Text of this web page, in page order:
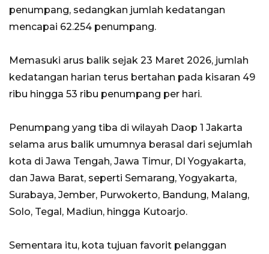
penumpang, sedangkan jumlah kedatangan
mencapai 62.254 penumpang.
Memasuki arus balik sejak 23 Maret 2026, jumlah
kedatangan harian terus bertahan pada kisaran 49
ribu hingga 53 ribu penumpang per hari.
Penumpang yang tiba di wilayah Daop 1 Jakarta
selama arus balik umumnya berasal dari sejumlah
kota di Jawa Tengah, Jawa Timur, DI Yogyakarta,
dan Jawa Barat, seperti Semarang, Yogyakarta,
Surabaya, Jember, Purwokerto, Bandung, Malang,
Solo, Tegal, Madiun, hingga Kutoarjo.
Sementara itu, kota tujuan favorit pelanggan